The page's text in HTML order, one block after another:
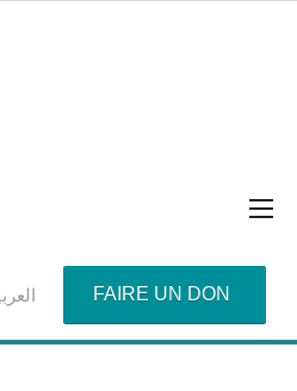
FAIRE UN DON